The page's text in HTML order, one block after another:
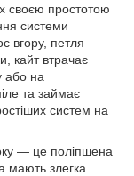
своєю простотою
системи
вгору, петля
кайт втрачає
або на
та займає
систем на
— це поліпшена
мають злегка